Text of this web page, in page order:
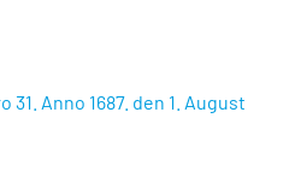
Anno 1687. den 1. August